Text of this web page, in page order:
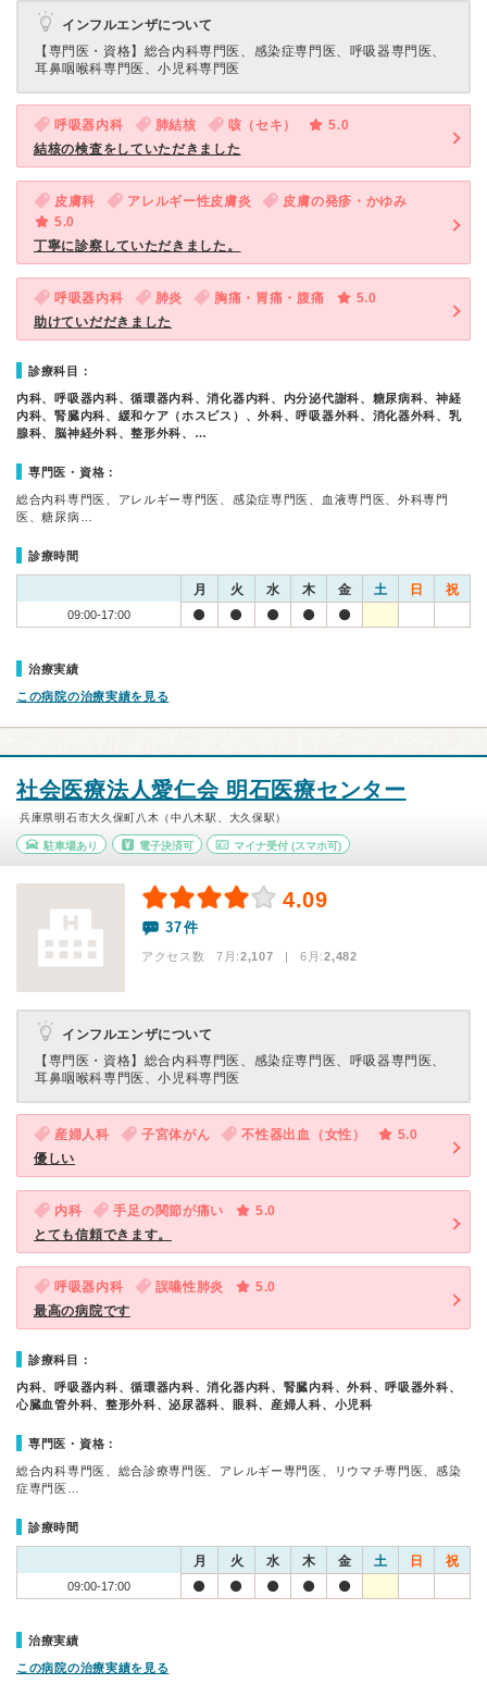
インフルエンザについて
【専門医・資格】 総合内科専門医、感染症専門医、呼吸器専門医、
耳鼻咽喉科専門医、小児科専門医
呼吸器内科 肺結核 咳（セキ）
5.0
結核の検査をしていただきました
皮膚科 アレルギー性皮膚炎
皮膚の発疹・かゆみ
5.0
丁寧に診察していただきました。
呼吸器内科 肺炎 胸痛・胃痛・腹痛
5.0
助けていだだきました
診療科目：
内科、呼吸器内科、循環器内科、消化器内科、内分泌代謝科、糖尿病科、神経
内科、腎臓内科、緩和ケア（ホスピス）、外科、呼吸器外科、消化器外科、乳
腺科、脳神経外科、整形外科、…
専門医・資格：
総合内科専門医、アレルギー専門医、感染症専門医、血液専門医、外科専門
医、糖尿病…
診療時間
月 火 水 木 金 土 日 祝
09:00-17:00
治療実績
この病院の治療実績を見る
社会医療法人愛仁会 明石医療センター
兵庫県明石市大久保町八木（中八木駅、大久保駅）
駐車場あり 電子決済可 マイナ受付 (スマホ可)
4.09
37件
アクセス数 7月:2,107 | 6月:2,482
インフルエンザについて
【専門医・資格】 総合内科専門医、感染症専門医、呼吸器専門医、
耳鼻咽喉科専門医、小児科専門医
産婦人科 子宮体がん 不性器出血（女性）
5.0
優しい
内科 手足の関節が痛い
5.0
とても信頼できます。
呼吸器内科 誤嚥性肺炎
5.0
最高の病院です
診療科目：
内科、呼吸器内科、循環器内科、消化器内科、腎臓内科、外科、呼吸器外科、
心臓血管外科、整形外科、泌尿器科、眼科、産婦人科、小児科
専門医・資格：
総合内科専門医、総合診療専門医、アレルギー専門医、リウマチ専門医、感染
症専門医…
診療時間
月 火 水 木 金 土 日 祝
09:00-17:00
治療実績
この病院の治療実績を見る